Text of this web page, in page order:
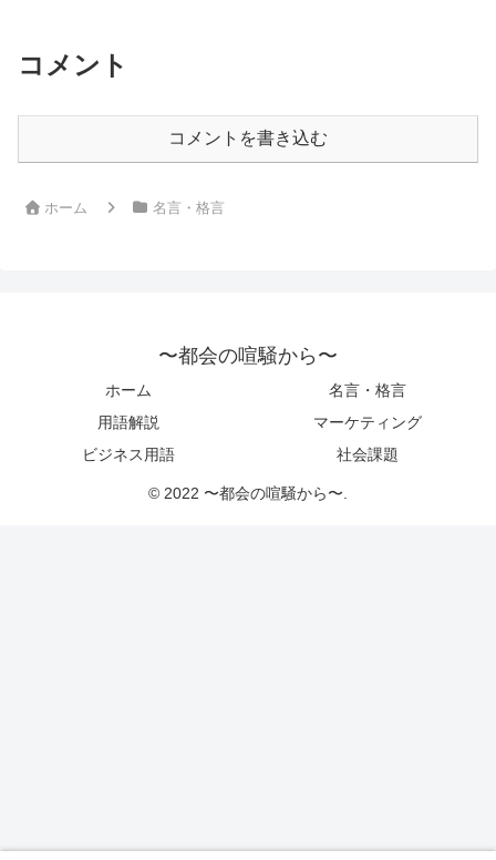
コメント
コメントを書き込む
ホーム 名言・格言
〜都会の喧騒から〜
ホーム
名言・格言
用語解説
マーケティング
ビジネス用語
社会課題
© 2022 〜都会の喧騒から〜.